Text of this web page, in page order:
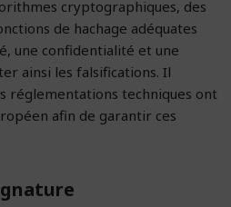
cryptographiques, des
de hachage adéquates
une confidentialité et une
ainsi les falsifications. Il
réglementations techniques ont
afin de garantir ces